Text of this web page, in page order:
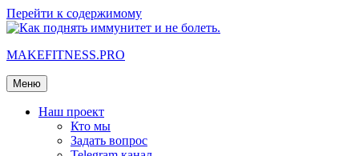
Перейти к содержимому
MAKEFITNESS.PRO
Меню
Наш проект
Кто мы
Задать вопрос